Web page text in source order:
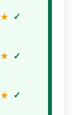
★
★
★